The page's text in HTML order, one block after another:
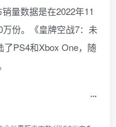
量数据是在2022年11
份。《皇牌空战7：未
了PS4和Xbox One，随